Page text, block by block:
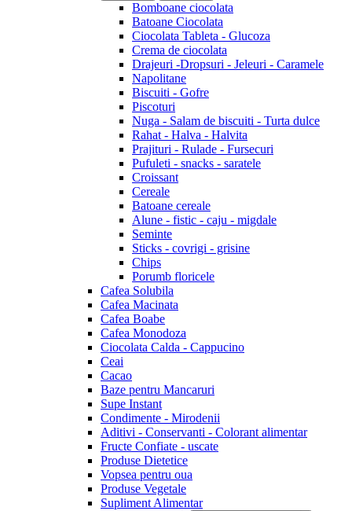
Bomboane ciocolata
Batoane Ciocolata
Ciocolata Tableta - Glucoza
Crema de ciocolata
Drajeuri -Dropsuri - Jeleuri - Caramele
Napolitane
Biscuiti - Gofre
Piscoturi
Nuga - Salam de biscuiti - Turta dulce
Rahat - Halva - Halvita
Prajituri - Rulade - Fursecuri
Pufuleti - snacks - saratele
Croissant
Cereale
Batoane cereale
Alune - fistic - caju - migdale
Seminte
Sticks - covrigi - grisine
Chips
Porumb floricele
Cafea Solubila
Cafea Macinata
Cafea Boabe
Cafea Monodoza
Ciocolata Calda - Cappucino
Ceai
Cacao
Baze pentru Mancaruri
Supe Instant
Condimente - Mirodenii
Aditivi - Conservanti - Colorant alimentar
Fructe Confiate - uscate
Produse Dietetice
Vopsea pentru oua
Produse Vegetale
Supliment Alimentar